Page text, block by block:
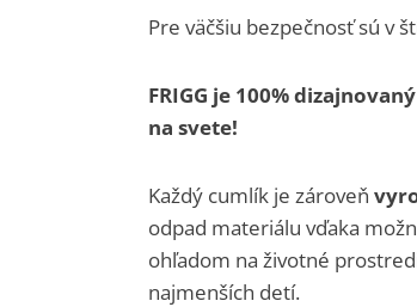
Pre väčšiu bezpečnosť sú v
FRIGG je 100%
na svete!
Každý cumlík je zároveň
odpad materiálu vďaka
ohľadom na životné
najmenších detí.